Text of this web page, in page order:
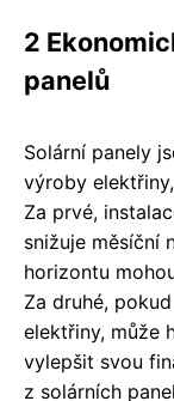
2
panelů
Solární panely
výroby
Za prvé,
snižuje měsíční
horizontu
Za druhé,
elektřiny, může
vylepšit svou
z solárních